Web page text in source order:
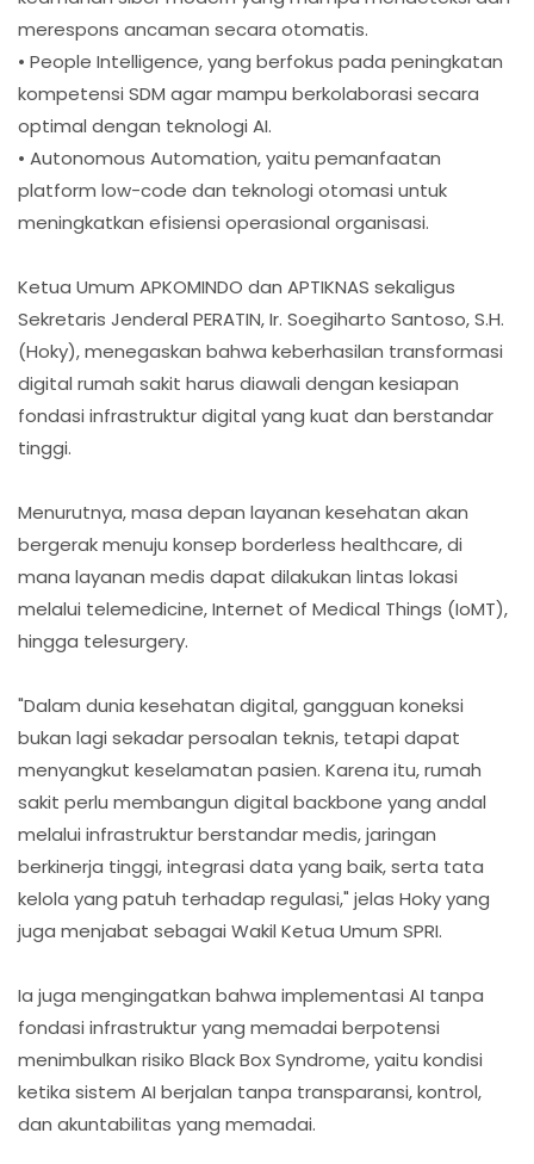
merespons ancaman secara otomatis.
• People Intelligence, yang berfokus pada peningkatan
kompetensi SDM agar mampu berkolaborasi secara
optimal dengan teknologi AI.
• Autonomous Automation, yaitu pemanfaatan
platform low-code dan teknologi otomasi untuk
meningkatkan efisiensi operasional organisasi.
Ketua Umum APKOMINDO dan APTIKNAS sekaligus
Sekretaris Jenderal PERATIN, Ir. Soegiharto Santoso, S.H.
(Hoky), menegaskan bahwa keberhasilan transformasi
digital rumah sakit harus diawali dengan kesiapan
fondasi infrastruktur digital yang kuat dan berstandar
tinggi.
Menurutnya, masa depan layanan kesehatan akan
bergerak menuju konsep borderless healthcare, di
mana layanan medis dapat dilakukan lintas lokasi
melalui telemedicine, Internet of Medical Things (IoMT),
hingga telesurgery.
"Dalam dunia kesehatan digital, gangguan koneksi
bukan lagi sekadar persoalan teknis, tetapi dapat
menyangkut keselamatan pasien. Karena itu, rumah
sakit perlu membangun digital backbone yang andal
melalui infrastruktur berstandar medis, jaringan
berkinerja tinggi, integrasi data yang baik, serta tata
kelola yang patuh terhadap regulasi," jelas Hoky yang
juga menjabat sebagai Wakil Ketua Umum SPRI.
Ia juga mengingatkan bahwa implementasi AI tanpa
fondasi infrastruktur yang memadai berpotensi
menimbulkan risiko Black Box Syndrome, yaitu kondisi
ketika sistem AI berjalan tanpa transparansi, kontrol,
dan akuntabilitas yang memadai.